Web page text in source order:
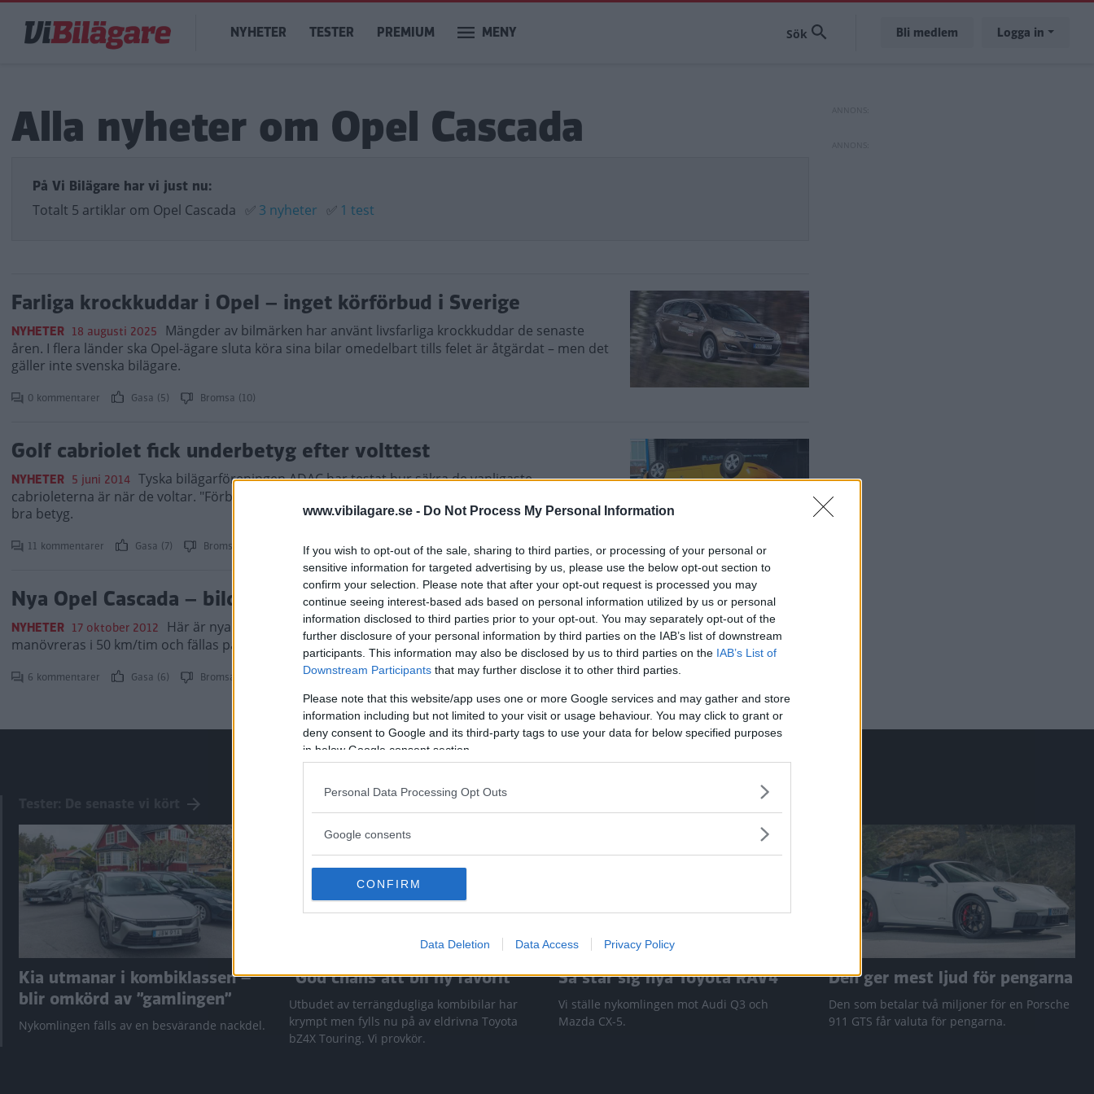
www.vibilagare.se - Do Not Process My Personal Information
If you wish to opt-out of the sale, sharing to third parties, or processing of your personal or
sensitive information for targeted advertising by us, please use the below opt-out section to
confirm your selection. Please note that after your opt-out request is processed you may
continue seeing interest-based ads based on personal information utilized by us or personal
information disclosed to third parties prior to your opt-out. You may separately opt-out of the
further disclosure of your personal information by third parties on the IAB’s list of downstream
participants. This information may also be disclosed by us to third parties on the IAB’s List of
Downstream Participants that may further disclose it to other third parties.
Please note that this website/app uses one or more Google services and may gather and store
information including but not limited to your visit or usage behaviour. You may click to grant or
deny consent to Google and its third-party tags to use your data for below specified purposes
in below Google consent section.
Personal Data Processing Opt Outs
Google consents
CONFIRM
Data Deletion Data Access Privacy Policy
huvudinnehåll
Main
navigation
NYHETER TESTER PREMIUM MENY Bli medlem Logga in
Alla nyheter om Opel Cascada
På Vi Bilägare har vi just nu:
Totalt 5 artiklar om Opel Cascada ✅ 3 nyheter ✅ 1 test
Farliga krockkuddar i Opel – inget körförbud i Sverige
NYHETER 18 augusti 2025 Mängder av bilmärken har använt livsfarliga krockkuddar de senaste
åren. I flera länder ska Opel-ägare sluta köra sina bilar omedelbart tills felet är åtgärdat – men det
gäller inte svenska bilägare.
0 kommentarer Gasa (5) Bromsa (10)
Golf cabriolet fick underbetyg efter volttest
NYHETER 5 juni 2014 Tyska bilägarföreningen ADAC har testat hur säkra de vanligaste
cabrioleterna är när de voltar. "Förbättringspotential" blev slutsatsen, även om två av de fyra fick
bra betyg.
11 kommentarer Gasa (7) Bromsa (5)
Nya Opel Cascada – bilder och fakta
NYHETER 17 oktober 2012 Här är nya Opel Cascada – Astra i cabrioletutförande. Tygsuffletten kan
manövreras i 50 km/tim och fällas på 17 sekunder.
6 kommentarer Gasa (6) Bromsa (7)
Kia utmanar i kombiklassen –
blir omkörd av ”gamlingen”
Nykomlingen fälls av en besvärande nackdel.
”God chans att bli ny favorit”
Utbudet av terrängdugliga kombibilar har
krympt men fylls nu på av eldrivna Toyota
bZ4X Touring. Vi provkör.
Så står sig nya Toyota RAV4
Vi ställe nykomlingen mot Audi Q3 och
Mazda CX-5.
Den ger mest ljud för pengarna
Den som betalar två miljoner för en Porsche
911 GTS får valuta för pengarna.